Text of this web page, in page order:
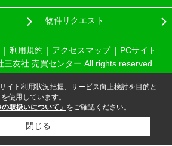
物件リクエスト
利用規約 アクセスマップ
PCサイト
三友社 売買センター All rights reserved.
イト利用状況把握、サービス向上検討を目的と
使用しています。
の取扱いについて」 をご確認ください。
閉じる